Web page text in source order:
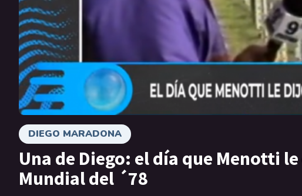
DIEGO MARADONA
Una de Diego: el día que Menotti
Mundial del ´78